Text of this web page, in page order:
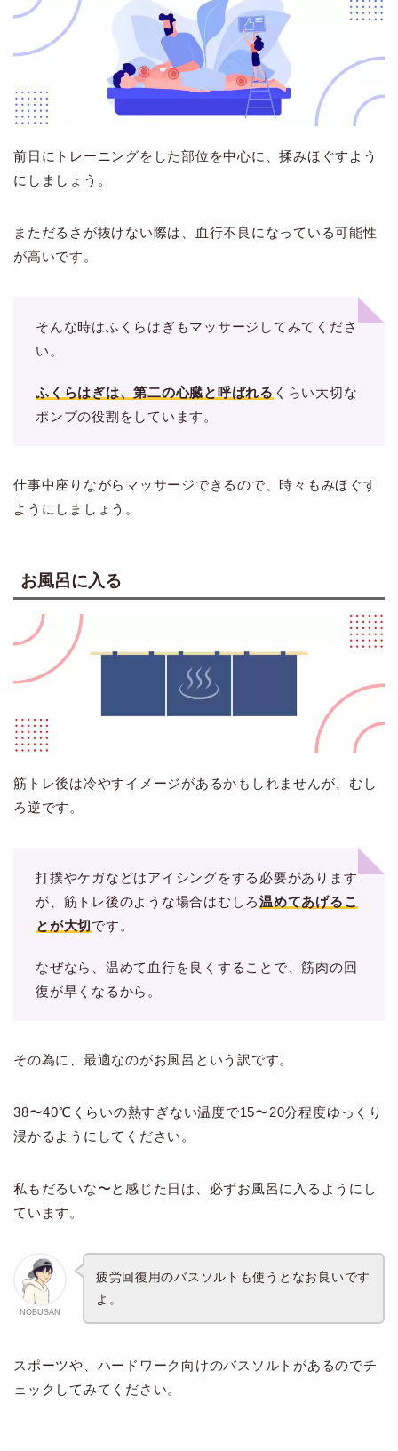
前日にトレーニングをした部位を中心に、揉みほぐすよう
にしましょう。
まただるさが抜けない際は、血行不良になっている可能性
が高いです。
そんな時はふくらはぎもマッサージしてみてくださ
い。
ふくらはぎは、第二の心臓と呼ばれる くらい大切な
ポンプの役割をしています。
仕事中座りながらマッサージできるので、時々もみほぐす
ようにしましょう。
お風呂に入る
筋トレ後は冷やすイメージがあるかもしれませんが、むし
ろ逆です。
打撲やケガなどはアイシングをする必要があります
が、筋トレ後のような場合はむしろ温めてあげるこ
とが大切です。
なぜなら、温めて血行を良くすることで、筋肉の回
復が早くなるから。
その為に、最適なのがお風呂という訳です。
38〜40℃くらいの熱すぎない温度で15〜20分程度ゆっくり
浸かるようにしてください。
私もだるいな〜と感じた日は、必ずお風呂に入るようにし
ています。
NOBUSAN
疲労回復用のバスソルトも使うとなお良いです
よ。
スポーツや、ハードワーク向けのバスソルトがあるのでチ
ェックしてみてください。